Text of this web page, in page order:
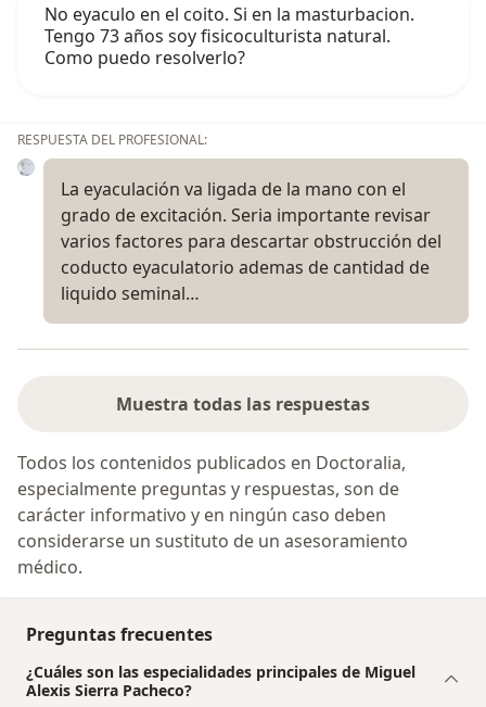
No eyaculo en el coito. Si en la masturbacion.
Tengo 73 años soy fisicoculturista natural.
Como puedo resolverlo?
RESPUESTA DEL PROFESIONAL:
La eyaculación va ligada de la mano con el
grado de excitación. Seria importante revisar
varios factores para descartar obstrucción del
coducto eyaculatorio ademas de cantidad de
liquido seminal…
Muestra todas las respuestas
Todos los contenidos publicados en Doctoralia,
especialmente preguntas y respuestas, son de
carácter informativo y en ningún caso deben
considerarse un sustituto de un asesoramiento
médico.
Preguntas frecuentes
¿Cuáles son las especialidades principales de Miguel
Alexis Sierra Pacheco?